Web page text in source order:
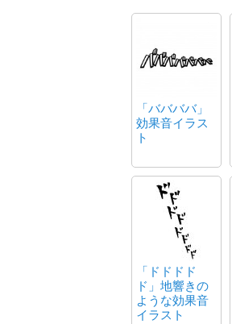
「ババババ」
効果音イラス
ト
「ドドドド
ド」地響きの
ような効果音
イラスト